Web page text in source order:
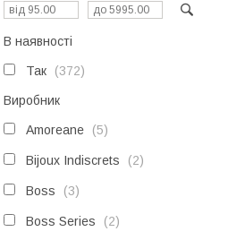
В наявності
Так 372
Виробник
Amoreane 5
Bijoux Indiscrets 2
Boss 3
Boss Series 2